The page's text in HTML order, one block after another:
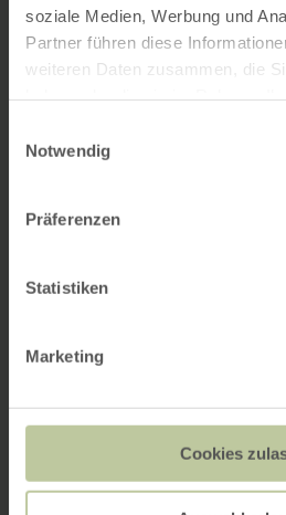
soziale Medien, Werbung und
Partner führen diese
weiteren Daten zusammen, die
Notwendig
Präferenzen
Statistiken
Marketing
Cookies